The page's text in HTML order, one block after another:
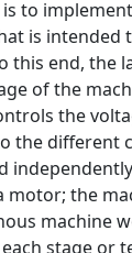
to
is
this end, the
of the
the
the different
motor; the
machine
stage or